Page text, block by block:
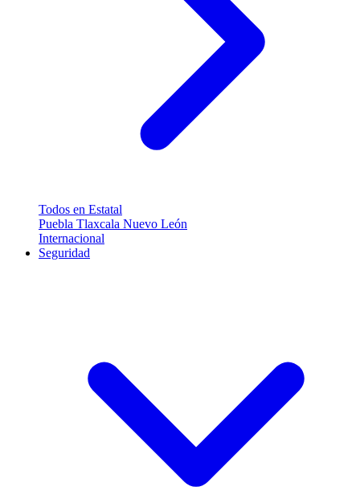
Todos en Estatal
Puebla Tlaxcala Nuevo León
Internacional
Seguridad